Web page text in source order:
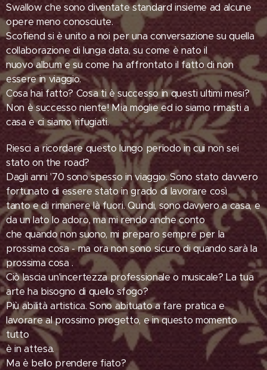
Swallow che sono diventate standard insieme ad alcune
opere meno conosciute.
Scofiend si è unito a noi per una conversazione su quella
collaborazione di lunga data, su come è nato il
nuovo album e su come ha affrontato il fatto di non
essere in viaggio.
Cosa hai fatto? Cosa ti è successo in questi ultimi mesi?
Non è successo niente! Mia moglie ed io siamo rimasti a
casa e ci siamo rifugiati.
Riesci a ricordare questo lungo periodo in cui non sei
stato on the road?
Dagli anni '70 sono spesso in viaggio. Sono stato davvero
fortunato di essere stato in grado di lavorare così
tanto e di rimanere là fuori. Quindi, sono davvero a casa, e
da un lato lo adoro, ma mi rendo anche conto
che quando non suono, mi preparo sempre per la
prossima cosa - ma ora non sono sicuro di quando sarà la
prossima cosa .
Ciò lascia un'incertezza professionale o musicale? La tua
arte ha bisogno di quello sfogo?
Più abilità artistica. Sono abituato a fare pratica e
lavorare al prossimo progetto, e in questo momento
tutto
è in attesa.
Ma è bello prendere fiato?